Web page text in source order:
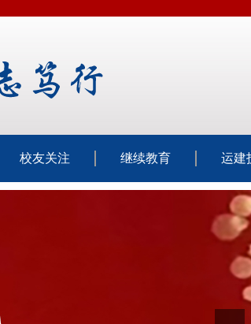
校友关注 继续教育 运建